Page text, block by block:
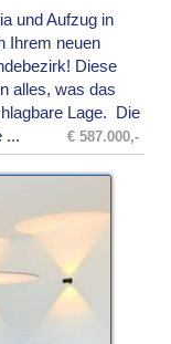
und Aufzug in
Ihrem neuen
Diese
alles, was das
Lage. Die
...
€ 587.000,-